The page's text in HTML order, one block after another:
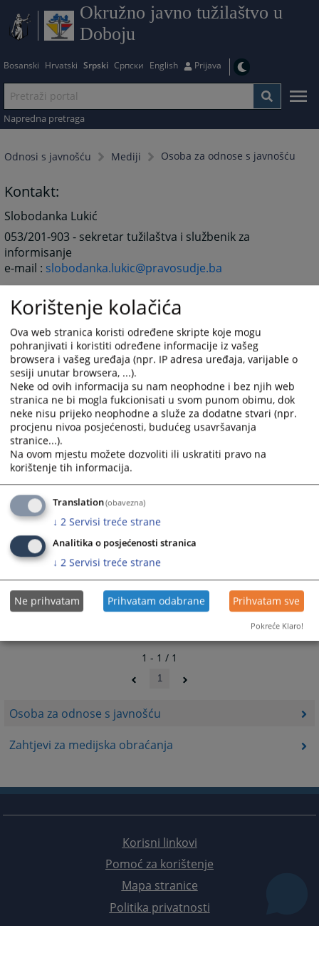
Okružno javno tužilaštvo u
Doboju
Bosanski Hrvatski Srpski Српски English Prijava
Napredna pretraga
Odnosi s javnošću Mediji Osoba za odnose s javnošću
Osoba za odnose s javnošću
Zahtjevi za medijska obraćanja
Kontakt:
Slobodanka Lukić
053/201-903 - sekretar tužilaštva i službenik za
informisanje
e-mail : slobodanka.lukic@pravosudje.ba
2599 PREGLEDA
1 - 1 / 1
1
Korisni linkovi
Pomoć za korištenje
Mapa stranice
Politika privatnosti
Korištenje kolačića
Ova web stranica koristi određene skripte koje mogu
pohranjivati i koristiti određene informacije iz vašeg
browsera i vašeg uređaja (npr. IP adresa uređaja, varijable o
sesiji unutar browsera, ...).
Neke od ovih informacija su nam neophodne i bez njih web
stranica ne bi mogla fukcionisati u svom punom obimu, dok
neke nisu prijeko neophodne a služe za dodatne stvari (npr.
procjenu nivoa posjećenosti, budućeg usavršavanja
stranice...).
Na ovom mjestu možete dozvoliti ili uskratiti pravo na
korištenje tih informacija.
Translation(obavezna)
↓ 2 Servisi treće strane
Analitika o posjećenosti stranica
↓ 2 Servisi treće strane
Ne prihvatam Prihvatam odabrane Prihvatam sve
Pokreće Klaro!